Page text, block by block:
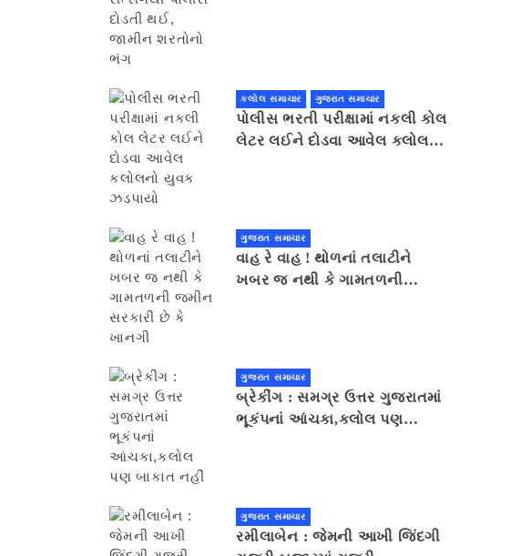
કલોલ સમાચાર ગુજરાત સમાચાર
પોલીસ ભરતી પરીક્ષામાં નકલી કોલ
લેટર લઈને દોડવા આવેલ કલોલનો
ગુજરાત સમાચાર
વાહ રે વાહ ! થોળનાં તલાટીને
ખબર જ નથી કે ગામતળની
ગુજરાત સમાચાર
બ્રેકીંગ : સમગ્ર ઉત્તર ગુજરાતમાં
ભૂકંપનાં આંચકા,કલોલ પણ
ગુજરાત સમાચાર
રમીલાબેન : જેમની આખી જિંદગી